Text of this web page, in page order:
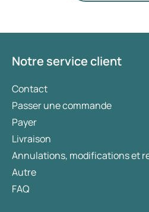
Notre service client
Contact
Passer une commande
Payer
Livraison
Annulations, modifications et
Autre
FAQ